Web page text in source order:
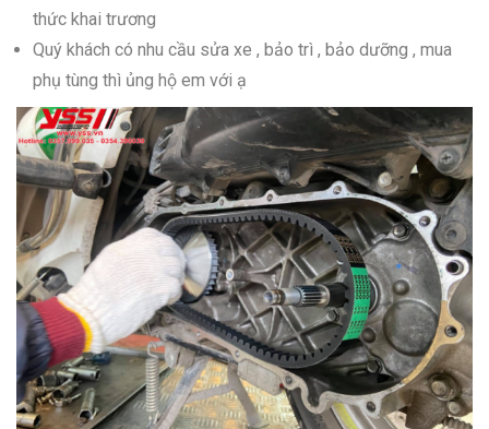
thức khai trương
Quý khách có nhu cầu sửa xe , bảo trì , bảo dưỡng , mua
phụ tùng thì ủng hộ em với ạ